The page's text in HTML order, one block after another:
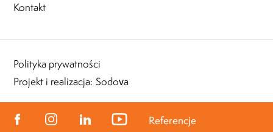
Referencje
Kontakt
Polityka prywatności
Projekt i realizacja: Sodova